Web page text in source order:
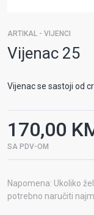
ARTIKAL - VIJENCI
Vijenac 25
Vijenac se sastoji od
170,00
SA PDV-OM
Napomena: Ukoliko
potrebno naručiti